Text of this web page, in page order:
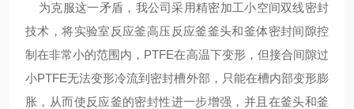
为克服这一矛盾，我公司采用精密加工小空间双线密封
技术，将实验室反应釜高压反应釜釜头和釜体密封间隙控
制在非常小的范围内，PTFE在高温下变形，但接合间隙过
小PTFE无法变形冷流到密封槽外部，只能在槽内部变形膨
胀，从而使反应釜的密封性进一步增强，并且在釜头和釜